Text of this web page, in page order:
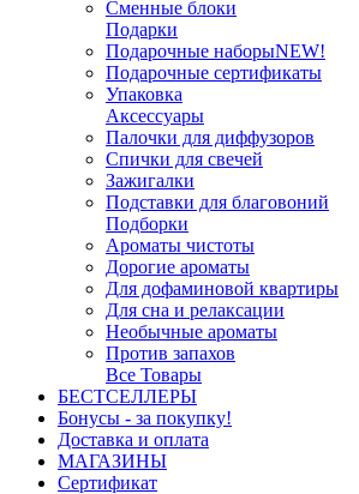
Сменные блоки
Подарки
Подарочные наборыNEW!
Подарочные сертификаты
Упаковка
Аксессуары
Палочки для диффузоров
Спички для свечей
Зажигалки
Подставки для благовоний
Подборки
Ароматы чистоты
Дорогие ароматы
Для дофаминовой квартиры
Для сна и релаксации
Необычные ароматы
Против запахов
Все Товары
БЕСТСЕЛЛЕРЫ
Бонусы - за покупку!
Доставка и оплата
МАГАЗИНЫ
Cертификат